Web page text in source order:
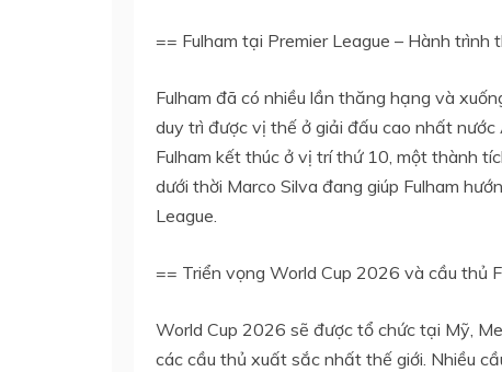
== Fulham tại Premier League – Hành trình
Fulham đã có nhiều lần thăng hạng và
duy trì được vị thế ở giải đấu cao nhất
Fulham kết thúc ở vị trí thứ 10, một thành
dưới thời Marco Silva đang giúp Fulham
League.
== Triển vọng World Cup 2026 và cầu thủ
World Cup 2026 sẽ được tổ chức tại Mỹ,
các cầu thủ xuất sắc nhất thế giới. Nhiều